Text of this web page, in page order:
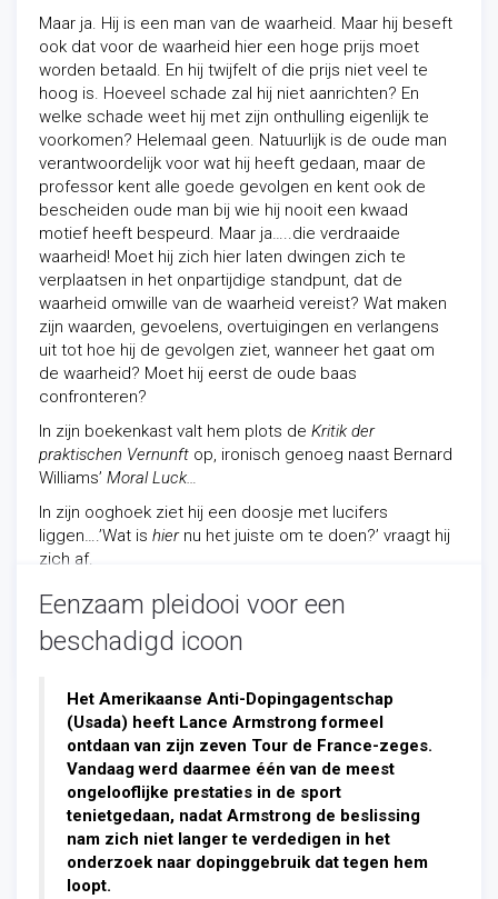
Maar ja. Hij is een man van de waarheid. Maar hij beseft
ook dat voor de waarheid hier een hoge prijs moet
worden betaald. En hij twijfelt of die prijs niet veel te
hoog is. Hoeveel schade zal hij niet aanrichten? En
welke schade weet hij met zijn onthulling eigenlijk te
voorkomen? Helemaal geen. Natuurlijk is de oude man
verantwoordelijk voor wat hij heeft gedaan, maar de
professor kent alle goede gevolgen en kent ook de
bescheiden oude man bij wie hij nooit een kwaad
motief heeft bespeurd. Maar ja…..die verdraaide
waarheid! Moet hij zich hier laten dwingen zich te
verplaatsen in het onpartijdige standpunt, dat de
waarheid omwille van de waarheid vereist? Wat maken
zijn waarden, gevoelens, overtuigingen en verlangens
uit tot hoe hij de gevolgen ziet, wanneer het gaat om
de waarheid? Moet hij eerst de oude baas
confronteren?
In zijn boekenkast valt hem plots de Kritik der
praktischen Vernunft op, ironisch genoeg naast Bernard
Williams’ Moral Luck…
In zijn ooghoek ziet hij een doosje met lucifers
liggen….’Wat is hiernu het juiste om te doen?’ vraagt hij
zich af.
Actualiteit/Filosofie- 10/15/2012
Eenzaam pleidooi voor een
beschadigd icoon
Het Amerikaanse Anti-Dopingagentschap
(Usada) heeft Lance Armstrong formeel
ontdaan van zijn zeven Tour de France-zeges.
Vandaag werd daarmee één van de meest
ongelooflijke prestaties in de sport
tenietgedaan, nadat Armstrong de beslissing
nam zich niet langer te verdedigen in het
onderzoek naar dopinggebruik dat tegen hem
loopt.